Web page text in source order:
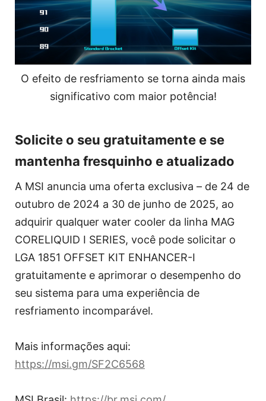
O efeito de resfriamento se torna ainda mais
significativo com maior potência!
Solicite o seu gratuitamente e se
mantenha fresquinho e atualizado
A MSI anuncia uma oferta exclusiva – de 24 de
outubro de 2024 a 30 de junho de 2025, ao
adquirir qualquer water cooler da linha MAG
CORELIQUID I SERIES, você pode solicitar o
LGA 1851 OFFSET KIT ENHANCER-I
gratuitamente e aprimorar o desempenho do
seu sistema para uma experiência de
resfriamento incomparável.
Mais informações aqui:
https://msi.gm/SF2C6568